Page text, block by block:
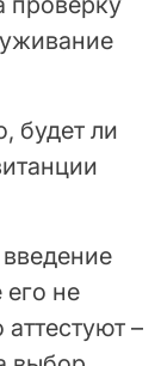
будет ли
не
–